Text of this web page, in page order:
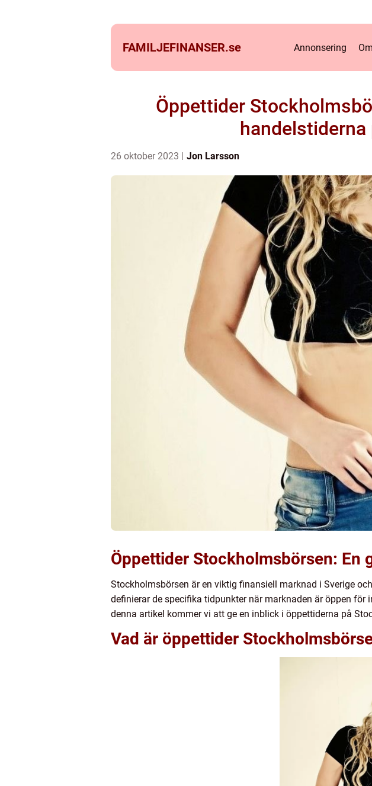
FAMILJEFINANSER.se Annonsering
Öppettider
26 oktober 2023 Jon Larsson
Öppettider Stockholmsbörsen: En
Stockholmsbörsen är en viktig finansiell marknad i Sverige
definierar de specifika tidpunkter när marknaden är öppen
denna artikel kommer vi att ge en inblick i öppettiderna på
Vad är öppettider